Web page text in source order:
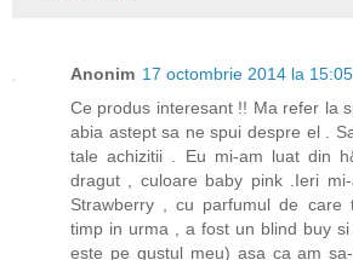
Anonim 17 octombrie 2014 la 15:05
Ce produs interesant !! Ma refer la
abia astept sa ne spui despre el .
tale achizitii . Eu mi-am luat din
dragut , culoare baby pink .Ieri
Strawberry , cu parfumul de care
timp in urma , a fost un blind buy
este pe gustul meu) asa ca am